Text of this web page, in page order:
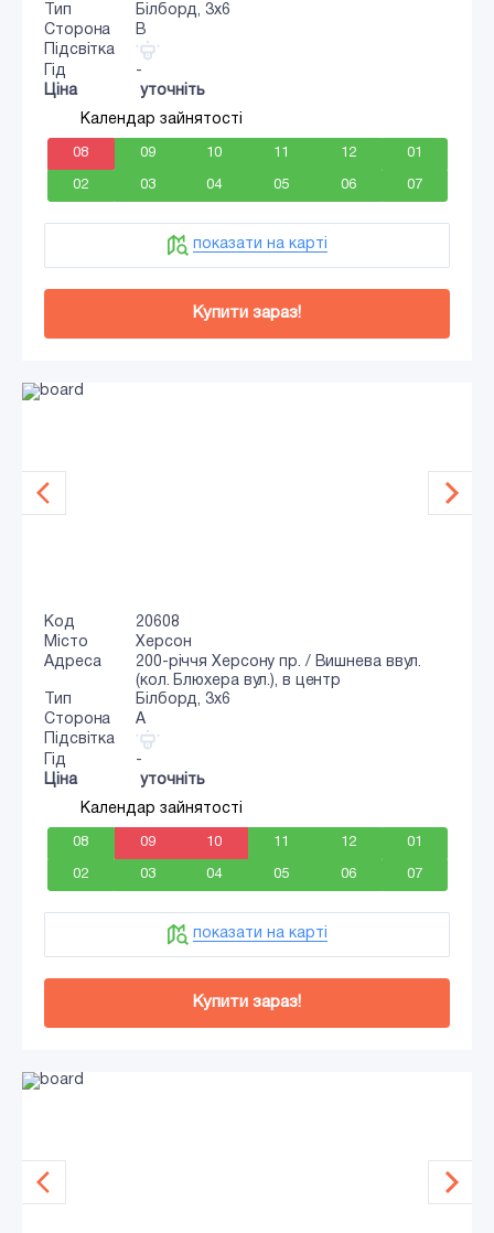
Тип
Білборд, 3x6
Сторона
B
Підсвітка
Гід
-
Ціна
уточніть
Календар зайнятості
08 09 10 11 12 01
02 03 04 05 06 07
показати на карті
Купити зараз!
Код
20608
Місто
Херсон
Адреса
200-річчя Херсону пр. / Вишнева ввул.
(кол. Блюхера вул.), в центр
Тип
Білборд, 3x6
Сторона
A
Підсвітка
Гід
-
Ціна
уточніть
Календар зайнятості
08 09 10 11 12 01
02 03 04 05 06 07
показати на карті
Купити зараз!